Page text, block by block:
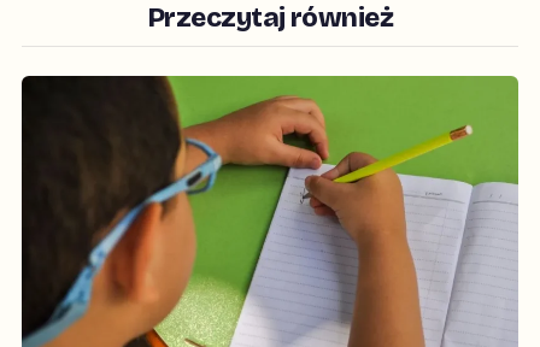
Przeczytaj również